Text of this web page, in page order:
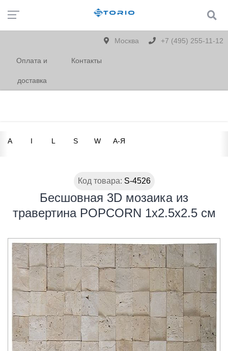
Москва +7 (495) 255-11-12
Оплата и
доставка
Контакты
A I L S W А-Я
Код товара: S-4526
Бесшовная 3D мозаика из
травертина POPCORN 1х2.5х2.5 см